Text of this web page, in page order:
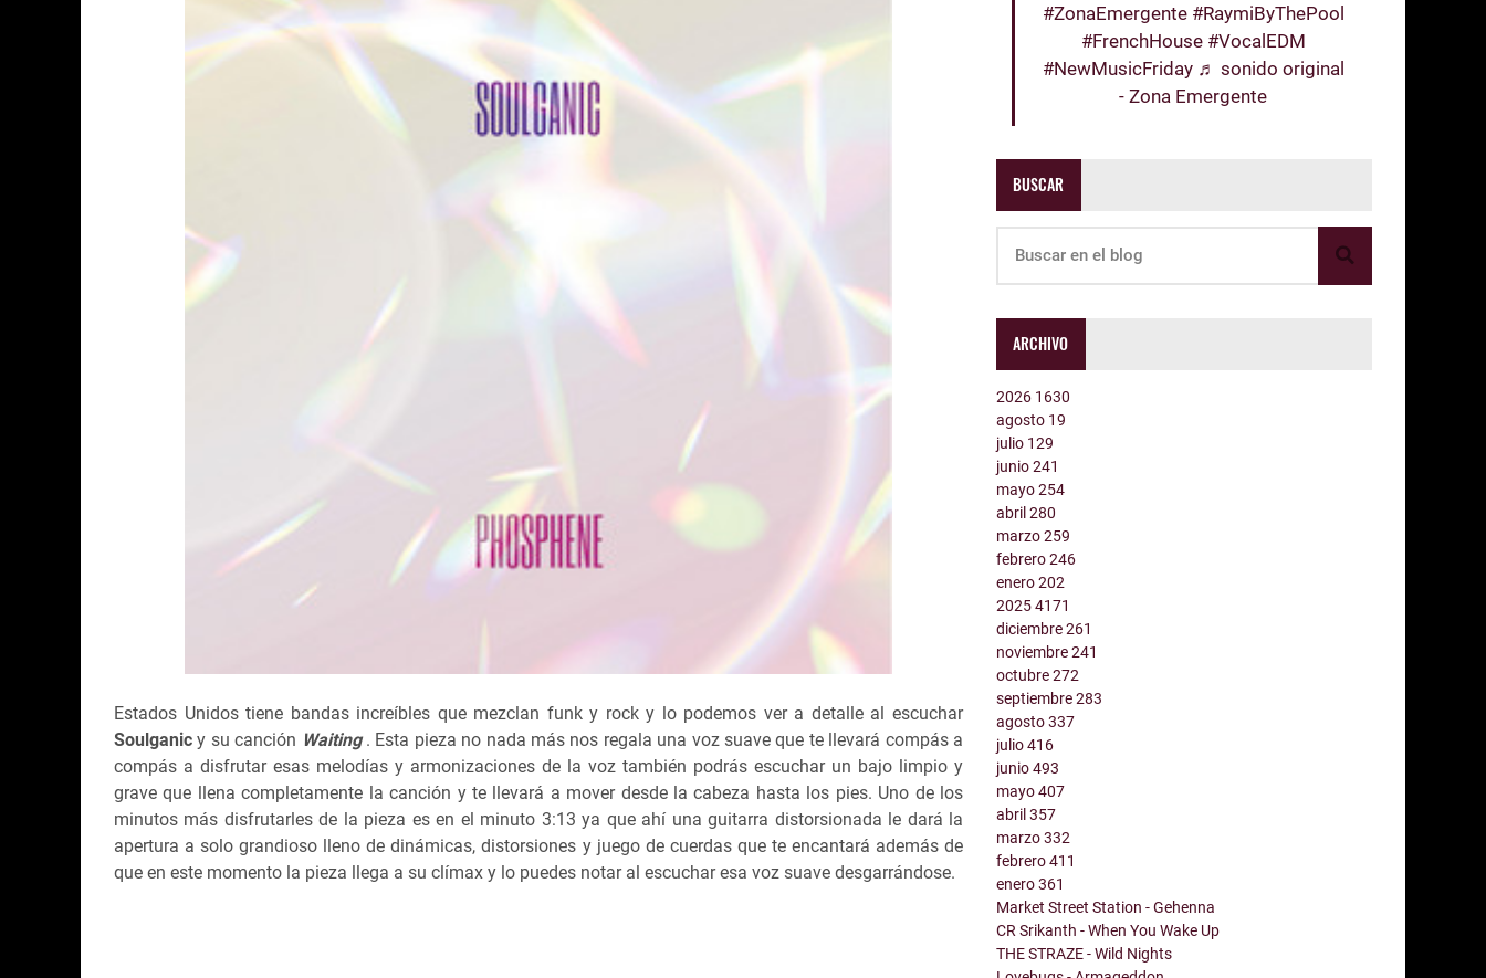
Estados Unidos tiene bandas increíbles que mezclan funk y rock y lo podemos ver a detalle al escuchar
Soulganic y su canción Waiting. Esta pieza no nada más nos regala una voz suave que te llevará compás a
compás a disfrutar esas melodías y armonizaciones de la voz también podrás escuchar un bajo limpio y
grave que llena completamente la canción y te llevará a mover desde la cabeza hasta los pies. Uno de los
minutos más disfrutarles de la pieza es en el minuto 3:13 ya que ahí una guitarra distorsionada le dará la
apertura a solo grandioso lleno de dinámicas, distorsiones y juego de cuerdas que te encantará además de
que en este momento la pieza llega a su clímax y lo puedes notar al escuchar esa voz suave desgarrándose.
#ZonaEmergente #RaymiByThePool
#FrenchHouse #VocalEDM
#NewMusicFriday ♬ sonido original
- Zona Emergente
BUSCAR
ARCHIVO
2026 1630
agosto 19
julio 129
junio241
mayo254
abril280
marzo259
febrero246
enero202
20254171
diciembre261
noviembre241
octubre272
septiembre283
agosto337
julio416
junio493
mayo407
abril357
marzo332
febrero411
enero361
Market Street Station - Gehenna
CR Srikanth - When You Wake Up
THE STRAZE - Wild Nights